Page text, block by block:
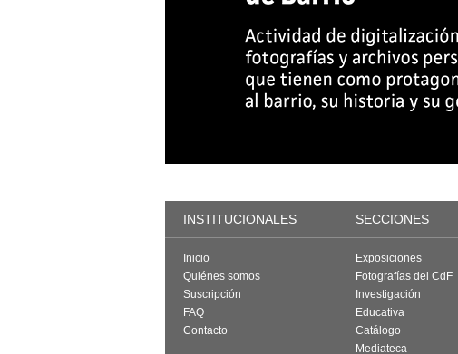
INSTITUCIONALES SECCIONES
Inicio
Quiénes somos
Suscripción
FAQ
Contacto
Exposiciones
Fotografías del CdF
Investigación
Educativa
Catálogo
Mediateca